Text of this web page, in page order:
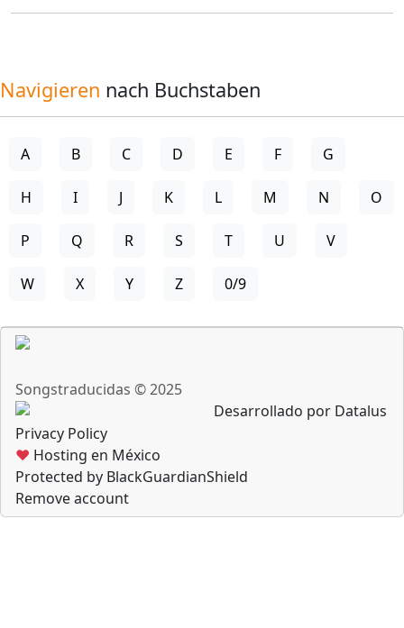
Navigieren nach Buchstaben
A B C D E F G
H I J K L M N O
P Q R S T U V
W X Y Z 0/9
Songstraducidas © 2025
Desarrollado por Datalus
Privacy Policy
♥ Hosting en México
Protected by BlackGuardianShield
Remove account